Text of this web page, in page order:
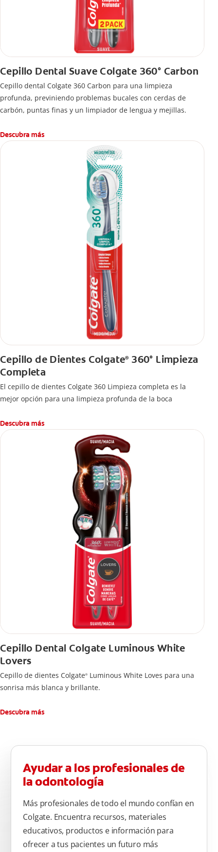
Cepillo Dental Suave Colgate 360° Carbon
Cepillo dental Colgate 360 ​​Carbon para una limpieza
profunda, previniendo problemas bucales con cerdas de
carbón, puntas finas y un limpiador de lengua y mejillas.
Descubra más
Cepillo de Dientes Colgate®360° Limpieza
Completa
El cepillo de dientes Colgate 360 Limpieza completa es la
mejor opción para una limpieza profunda de la boca
Descubra más
Cepillo Dental Colgate Luminous White
Lovers
Cepillo de dientes Colgate® Luminous White Loves para una
sonrisa más blanca y brillante.
Descubra más
Ayudar a los profesionales de
la odontología
Más profesionales de todo el mundo confían en
Colgate. Encuentra recursos, materiales
educativos, productos e información para
ofrecer a tus pacientes un futuro más